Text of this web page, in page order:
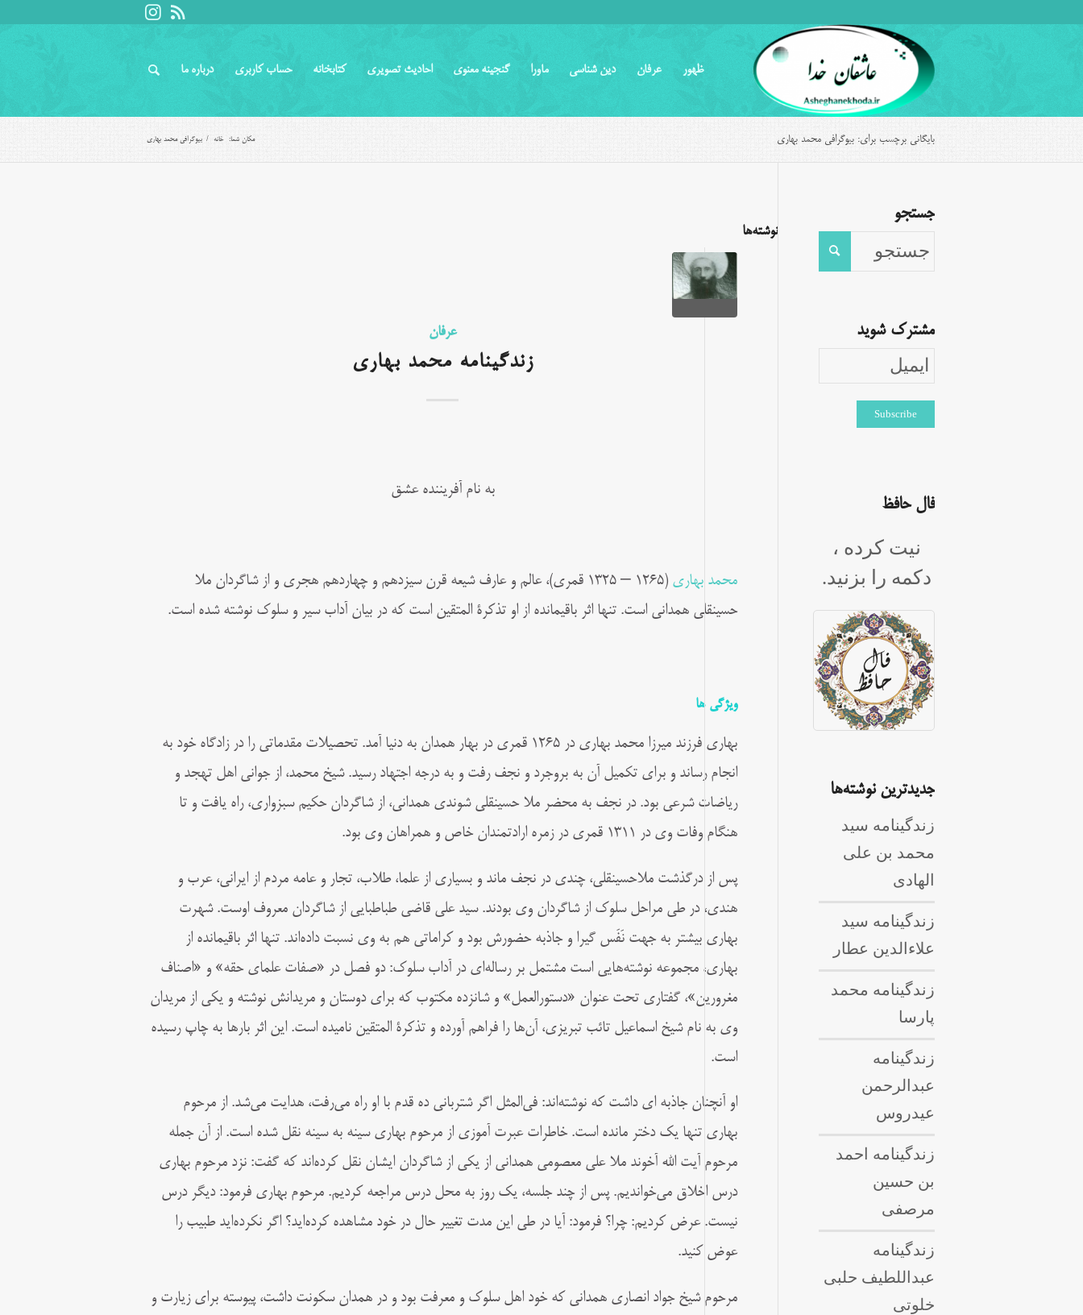
ظهور عرفان دین شناسی ماورا گنجینه معنوی احادیث تصویری کتابخانه حساب کاربری درباره ما
بایگانی برچسب برای: بیوگرافی محمد بهاری مکان شما: خانه / بیوگرافی محمد بهاری
نوشته‌ها
عرفان
زندگینامه محمد بهاری
به نام آفریننده عشق
محمد بهاری
(۱۲۶۵ – ۱۳۲۵ قمری)، عالم و عارف شیعه قرن سیزدهم و چهاردهم هجری و از شاگردان ملا
حسینقلی همدانی است. تنها اثر باقیمانده از او تذکرة المتقین است که در بیان آداب سیر و سلوک نوشته شده است.
ویژگی ها
بهاری فرزند میرزا محمد بهاری در ۱۲۶۵ قمری در بهار همدان به دنیا آمد. تحصیلات مقدماتی را در زادگاه خود به
انجام رساند و برای تکمیل آن به بروجرد و نجف رفت و به درجه اجتهاد رسید. شیخ محمد، از جوانی اهل تهجد و
ریاضات شرعی بود. در نجف به محضر ملا حسینقلی شوندی همدانی، از شاگردان حکیم سبزواری، راه یافت و تا
هنگام وفات وی در ۱۳۱۱ قمری در زمره ارادتمندان خاص و همراهان وی بود.
پس از درگذشت ملاحسینقلی، چندی در نجف ماند و بسیاری از علما، طلاب، تجار و عامه مردم از ایرانی، عرب و
هندی، در طی مراحل سلوک از شاگردان وی بودند. سید علی قاضی طباطبایی از شاگردان معروف اوست. شهرت
بهاری بیشتر به جهت نَفَس گیرا و جاذبه حضورش بود و کراماتی هم به وی نسبت داده‌اند.تنها اثر باقیمانده از
بهاری، مجموعه نوشته‌هایی است مشتمل بر رساله‌ای در آداب سلوک: دو فصل در «صفات علمای حقه» و «اصناف
مغرورین»، گفتاری تحت عنوان «دستورالعمل» و شانزده مکتوب که برای دوستان و مریدانش نوشته و یکی از مریدان
وی به نام شیخ اسماعیل تائب تبریزی، آن‌ها را فراهم آورده و تذکرة المتقین نامیده است. این اثر بارها به چاپ رسیده
است.
او آنچنان جاذبه ای داشت که نوشته‌اند: فی‌المثل اگر شتربانی ده قدم با او راه می‌رفت، هدایت می‌شد. از مرحوم
بهاری تنها یک دختر مانده است. خاطرات عبرت آموزی از مرحوم بهاری سینه به سینه نقل شده است. از آن جمله
مرحوم آیت الله آخوند ملا علی معصومی همدانی از یکی از شاگردان ایشان نقل کرده‌اند که گفت: نزد مرحوم بهاری
درس اخلاق می‌خواندیم. پس از چند جلسه، یک روز به محل درس مراجعه کردیم. مرحوم بهاری فرمود: دیگر درس
نیست. عرض کردیم: چرا؟ فرمود: آیا در طی این مدت تغییر حال در خود مشاهده کرده‌اید؟ اگر نکرده‌اید طبیب را
عوض کنید.
مرحوم شیخ جواد انصاری همدانی که خود اهل سلوک و معرفت بود و در همدان سکونت داشت، پیوسته برای زیارت و
جستجو
مشترک شوید
فال حافظ
نیت کرده ،
دکمه را بزنید.
جدیدترین نوشته‌ها
زندگینامه سید
محمد بن علی
الهادی
زندگینامه سید
علاءالدین عطار
زندگینامه محمد
پارسا
زندگینامه
عبدالرحمن
عیدروس
زندگینامه احمد
بن حسین
مرصفی
زندگینامه
عبداللطيف حلبى
خلوتی